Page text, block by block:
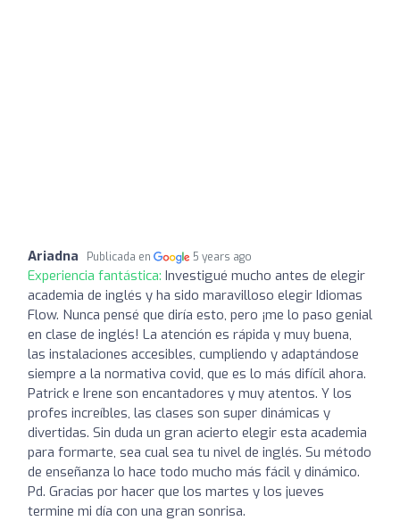
Ariadna Publicada en 5 years ago
Experiencia fantástica: Investigué mucho antes de elegir
academia de inglés y ha sido maravilloso elegir Idiomas
Flow. Nunca pensé que diría esto, pero ¡me lo paso genial
en clase de inglés! La atención es rápida y muy buena,
las instalaciones accesibles, cumpliendo y adaptándose
siempre a la normativa covid, que es lo más difícil ahora.
Patrick e Irene son encantadores y muy atentos. Y los
profes increíbles, las clases son super dinámicas y
divertidas. Sin duda un gran acierto elegir esta academia
para formarte, sea cual sea tu nivel de inglés. Su método
de enseñanza lo hace todo mucho más fácil y dinámico.
Pd. Gracias por hacer que los martes y los jueves
termine mi día con una gran sonrisa.